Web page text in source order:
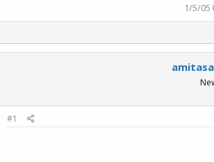
פ
ו
ס
ב
ת
ר
1/5/05
#1